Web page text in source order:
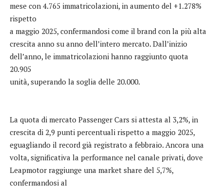
mese con 4.765 immatricolazioni, in aumento del +1.278%
rispetto
a maggio 2025, confermandosi come il brand con la più alta
crescita anno su anno dell’intero mercato. Dall’inizio
dell’anno, le immatricolazioni hanno raggiunto quota
20.905
unità, superando la soglia delle 20.000.
La quota di mercato Passenger Cars si attesta al 3,2%, in
crescita di 2,9 punti percentuali rispetto a maggio 2025,
eguagliando il record già registrato a febbraio. Ancora una
volta, significativa la performance nel canale privati, dove
Leapmotor raggiunge una market share del 5,7%,
confermandosi al